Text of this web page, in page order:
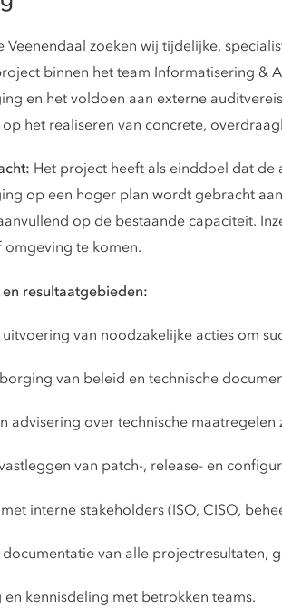
Veenendaal zoeken wij tijdelijke,
binnen het team Informatisering &
en het voldoen aan externe
het realiseren van concrete,
Het project heeft als einddoel dat de
op een hoger plan wordt gebracht
op de bestaande capaciteit.
te komen.
resultaatgebieden:
van noodzakelijke acties om
van beleid en technische
advisering over technische maatregelen
van patch-, release- en
interne stakeholders (ISO, CISO,
van alle projectresultaten,
kennisdeling met betrokken teams.